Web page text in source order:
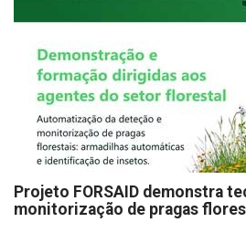
Projeto FORSAID demonstra
monitorização de pragas